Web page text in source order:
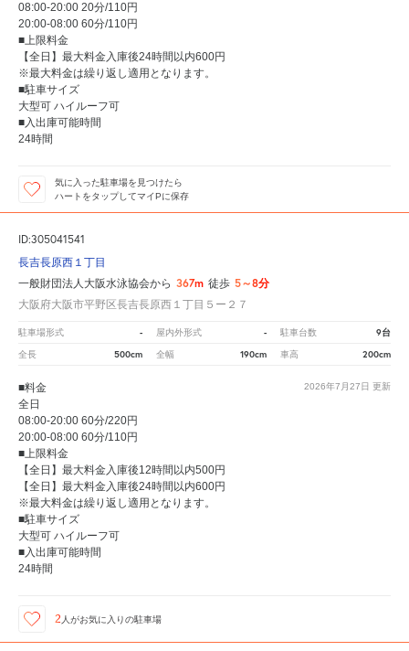
08:00-20:00 20分/110円
20:00-08:00 60分/110円
■上限料金
【全日】最大料金入庫後24時間以内600円
※最大料金は繰り返し適用となります。
■駐車サイズ
大型可 ハイルーフ可
■入出庫可能時間
24時間
気に入った駐車場を見つけたら
ハートをタップしてマイPに保存
ID:305041541
長吉長原西１丁目
一般財団法人大阪水泳協会から 367m 徒歩 5～8分
大阪府大阪市平野区長吉長原西１丁目５ー２７
駐車場形式 - 屋内外形式 - 駐車台数 9台
全長 500cm 全幅 190cm 車高 200cm
2026年7月27日 更新
■料金
全日
08:00-20:00 60分/220円
20:00-08:00 60分/110円
■上限料金
【全日】最大料金入庫後12時間以内500円
【全日】最大料金入庫後24時間以内600円
※最大料金は繰り返し適用となります。
■駐車サイズ
大型可 ハイルーフ可
■入出庫可能時間
24時間
2 人がお気に入りの駐車場